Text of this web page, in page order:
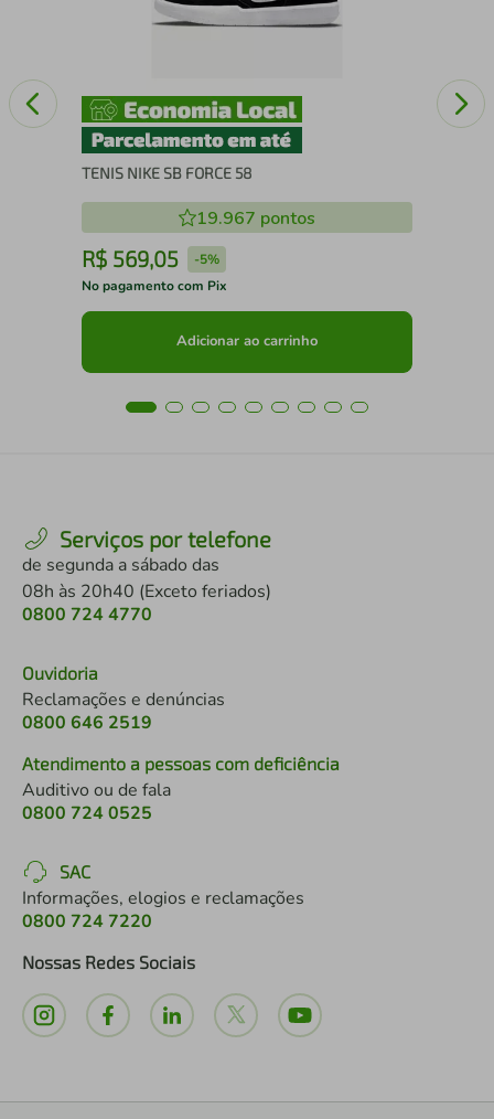
TENIS NIKE SB FORCE 58
19.967 pontos
R$ 569,05 -5%
No pagamento com Pix
Adicionar ao carrinho
Serviços por telefone
de segunda a sábado das
08h às 20h40 (Exceto feriados)
0800 724 4770
Ouvidoria
Reclamações e denúncias
0800 646 2519
Atendimento a pessoas com deficiência
Auditivo ou de fala
0800 724 0525
SAC
Informações, elogios e reclamações
0800 724 7220
Nossas Redes Sociais